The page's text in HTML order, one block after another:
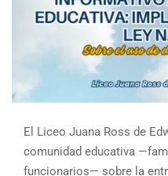
El Liceo Juana Ross de
comunidad educativa
funcionarios— sobre la